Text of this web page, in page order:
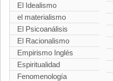
El Idealismo
el materialismo
El Psicoanálisis
El Racionalismo
Empirismo Inglés
Espiritualidad
Fenomenología